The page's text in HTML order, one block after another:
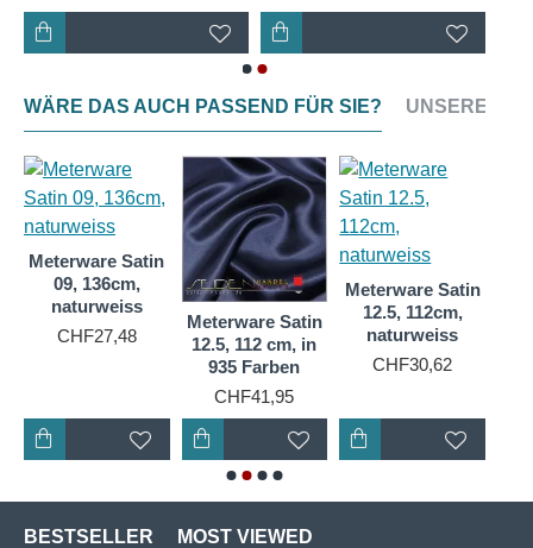
WÄRE DAS AUCH PASSEND FÜR SIE? UNSERE
Meterware Satin
09, 136cm,
naturweiss
CHF27,48
Meterware Satin
12.5, 112 cm, in
935 Farben
CHF41,95
Meterware Satin
12.5, 112cm,
naturweiss
CHF30,62
BESTSELLER MOST VIEWED